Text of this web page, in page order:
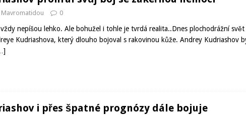
Mavromatidou 0
nepíšou lehko. Ale bohužel i tohle je tvrdá realita..Dnes plochodrážní svět
Kudriashova, který dlouho bojoval s rakovinou kůže. Andrey Kudriashov
i přes špatné prognózy dále bojuje